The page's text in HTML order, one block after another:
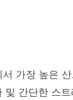
가장 높은
및 간단한 스